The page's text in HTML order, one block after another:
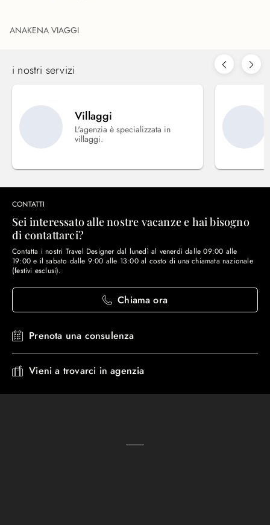
ANAKENA VIAGGI
i nostri servizi
Villaggi
L'agenzia è specializzata in
villaggi.
CONTATTI
Sei interessato alle nostre vacanze e hai bisogno
di contattarci?
Contatta i nostri Travel Designer dal lunedì al venerdì dalle 09:00 alle
19:00 e il sabato dalle 9:00 alle 13:00 al costo di una chiamata nazionale
(festivi esclusi).
Chiama ora
Prenota una consulenza
Vieni a trovarci in agenzia